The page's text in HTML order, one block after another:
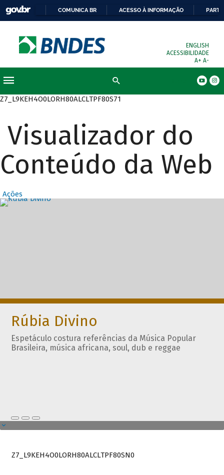
COMUNICA BR ACESSO À INFORMAÇÃO
ENGLISH
ACESSIBILIDADE
A+ A-
Z7_L9KEH4O0LORH80ALCLTPF80S71
Visualizador do
Conteúdo da Web
Ações
Destaques
Rúbia Divino
Espetáculo costura referências da Música Popular
Brasileira, música africana, soul, dub e reggae
Z7_L9KEH4O0LORH80ALCLTPF80SN0